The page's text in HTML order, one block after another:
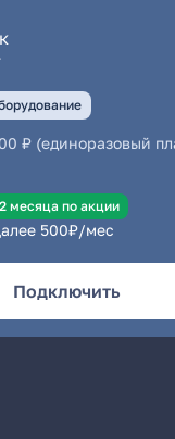
₽ (единоразовый
2 месяцa по акции
500₽/мес
Подключить